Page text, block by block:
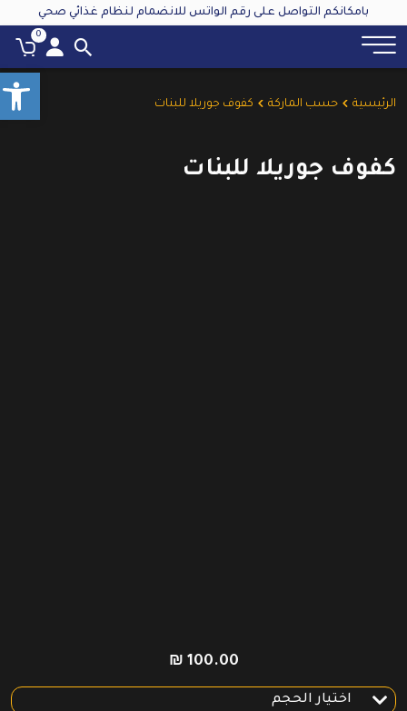
بامكانكم التواصل على رقم الواتس للانضمام لنظام غذائي صحي
0
الرئيسية حسب الماركة كفوف جوريلا للبنات
كفوف جوريلا للبنات
₪ 100.00